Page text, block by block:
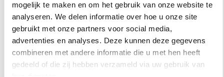
mogelijk te maken en om het gebruik van onze website te
analyseren. We delen informatie over hoe u onze site
gebruikt met onze partners voor social media,
advertenties en analyses. Deze kunnen deze gegevens
combineren met andere informatie die u met hen heeft
gedeeld of die zij hebben verzameld via uw gebruik van
ZO COMBINEER JE SCANDINAVISCH
DESIGN MET EEN COMFORTABELE
WOONKAMER
Rust én comfort samen in de woonkamer: dat is de
Scandinavische stijl. Ontdek de kenmerken en geef je
interieur een persoonlijke touch.